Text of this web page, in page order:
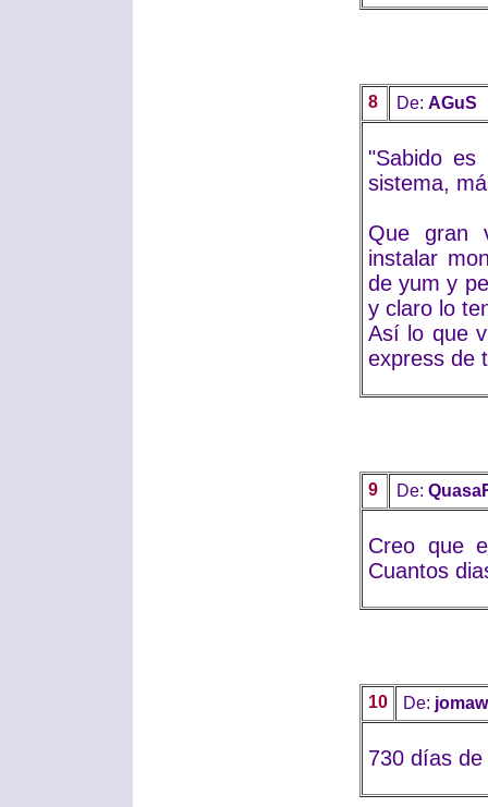
8 De: AGuS
"Sabido es
sistema,
Que gran
instalar
de yum y
y claro lo
Así lo que
express de
9 De:
Creo que
Cuantos
10 De:
730 días